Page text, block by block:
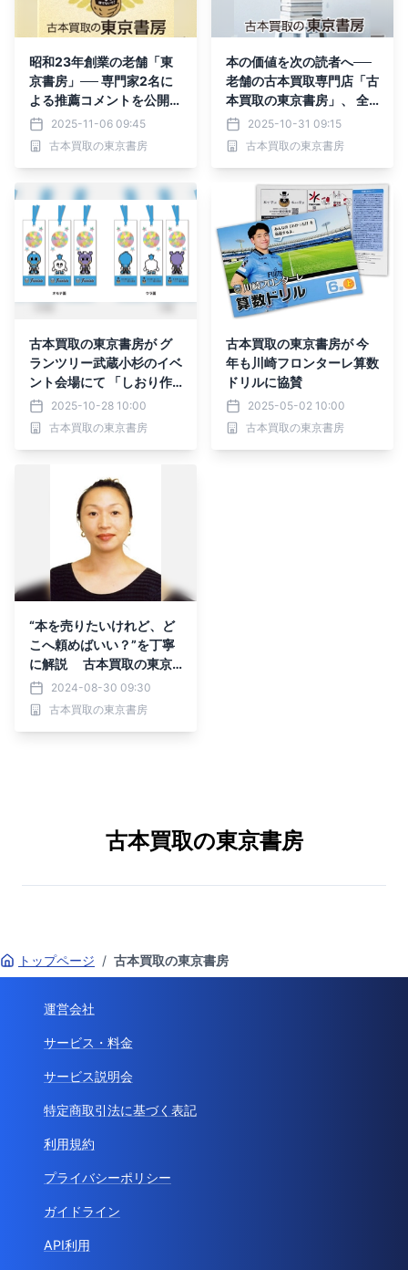
昭和23年創業の老舗「東
京書房」── 専門家2名に
よる推薦コメントを公開
～“本を託す意義”と“古本
の未来”～
2025-11-06 09:45
古本買取の東京書房
本の価値を次の読者へ──
老舗の古本買取専門店「古
本買取の東京書房」、 全
国対応の出張買取を強化
2025-10-31 09:15
古本買取の東京書房
古本買取の東京書房が グ
ランツリー武蔵小杉のイベ
ント会場にて 「しおり作
り」ワークショップを11月
9日(日)に開催！
2025-10-28 10:00
古本買取の東京書房
古本買取の東京書房が 今
年も川崎フロンターレ算数
ドリルに協賛
2025-05-02 10:00
古本買取の東京書房
“本を売りたいけれど、ど
こへ頼めばいい？”を丁寧
に解説 古本買取の東京
書房特設ページに 「All A
bout」ガイドからコメン
トを寄稿
2024-08-30 09:30
古本買取の東京書房
古本買取の東京書房
トップページ / 古本買取の東京書房
運営会社
サービス・料金
サービス説明会
特定商取引法に基づく表記
利用規約
プライバシーポリシー
ガイドライン
API利用